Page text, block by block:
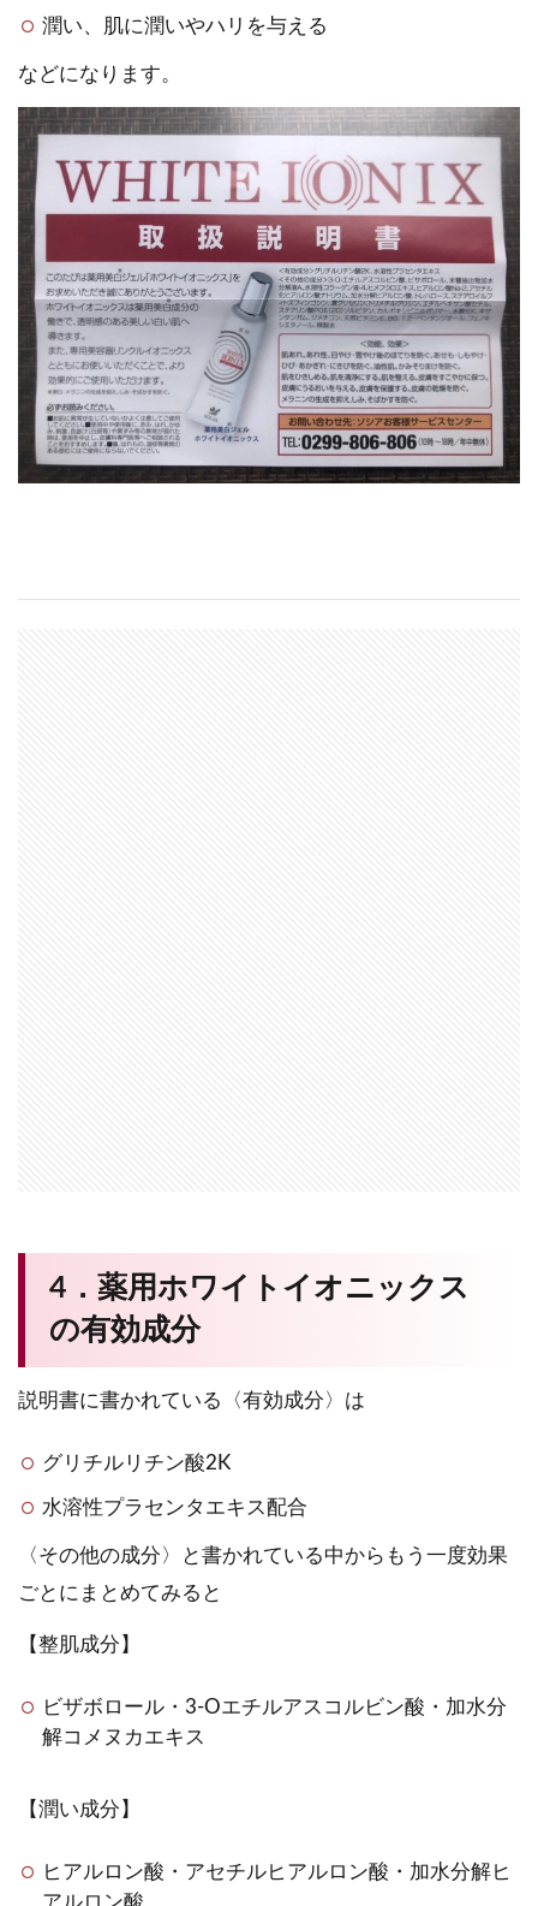
潤い、肌に潤いやハリを与える
などになります。
4．薬用ホワイトイオニックス
の有効成分
説明書に書かれている〈有効成分〉は
グリチルリチン酸2K
水溶性プラセンタエキス配合
〈その他の成分〉と書かれている中からもう一度効果
ごとにまとめてみると
【整肌成分】
ビザボロール・3-Oエチルアスコルビン酸・加水分
解コメヌカエキス
【潤い成分】
ヒアルロン酸・アセチルヒアルロン酸・加水分解ヒ